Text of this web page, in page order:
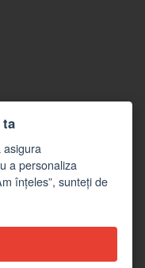
ta
asigura
a personaliza
înțeles”, sunteți de